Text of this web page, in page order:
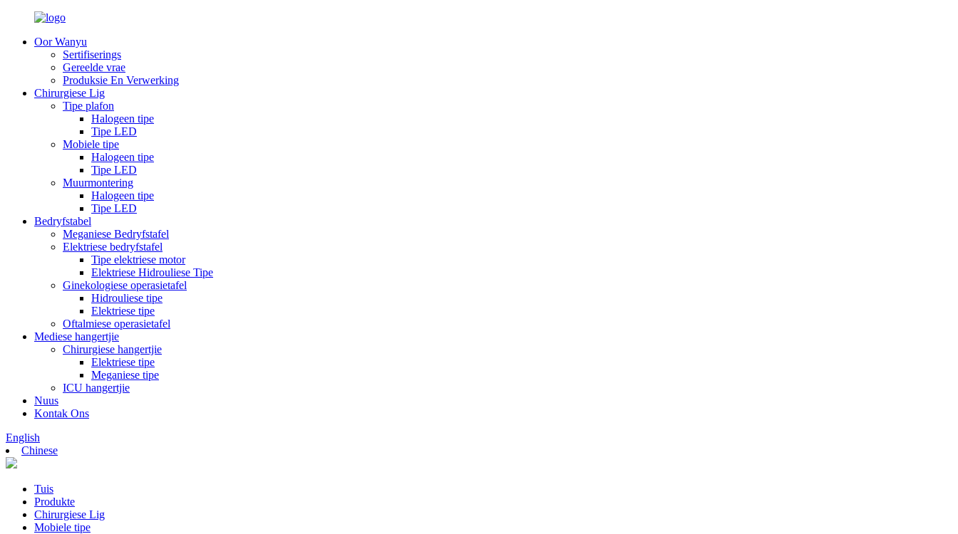
Oor Wanyu
Sertifiserings
Gereelde vrae
Produksie En Verwerking
Chirurgiese Lig
Tipe plafon
Halogeen tipe
Tipe LED
Mobiele tipe
Halogeen tipe
Tipe LED
Muurmontering
Halogeen tipe
Tipe LED
Bedryfstabel
Meganiese Bedryfstafel
Elektriese bedryfstafel
Tipe elektriese motor
Elektriese Hidrouliese Tipe
Ginekologiese operasietafel
Hidrouliese tipe
Elektriese tipe
Oftalmiese operasietafel
Mediese hangertjie
Chirurgiese hangertjie
Elektriese tipe
Meganiese tipe
ICU hangertjie
Nuus
Kontak Ons
English
Chinese
Tuis
Produkte
Chirurgiese Lig
Mobiele tipe